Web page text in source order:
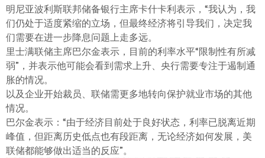
明尼亚波利斯联邦储备银行主席卡什卡利表示，“我认为，我
们仍处于适度紧缩的立场，但最终经济将引导我们，决定我
们需要在进一步降息问题上走多远。
里士满联储主席巴尔金表示，目前的利率水平“限制性有所减
弱”，并表示他可能会看到需求上升、央行需要专注于遏制通
胀的情况。
以及企业开始裁员、联储需更多地转向保护就业市场的其他
情况。
巴尔金表示：“由于经济目前处于良好状态，利率已脱离近期
峰值，但距离历史低点也有段距离，无论经济如何发展，美
联储都能够做出适当的反应”。